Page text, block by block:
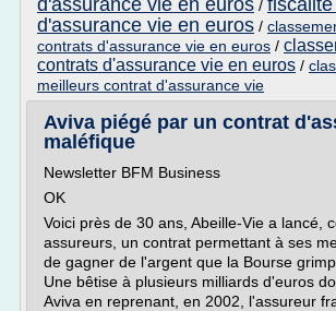
d'assurance vie en euros /
d'assurance vie en euros /
contrats d'assurance vie en euros /
contrats d'assurance vie en euros /
meilleurs contrat d'assurance vie
Aviva piégé par un contrat
maléfique
Newsletter BFM Business
OK
Voici près de 30 ans, Abeille-Vie a lancé,
assureurs, un contrat permettant à ses
de gagner de l'argent que la Bourse
Une bêtise à plusieurs milliards d'euros
Aviva en reprenant, en 2002, l'assureur